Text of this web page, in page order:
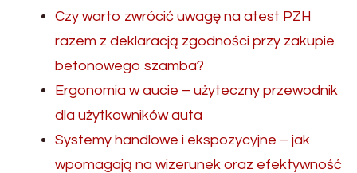
Czy warto zwrócić uwagę na atest PZH
razem z deklaracją zgodności przy zakupie
betonowego szamba?
Ergonomia w aucie – użyteczny przewodnik
dla użytkowników auta
Systemy handlowe i ekspozycyjne – jak
wpomagają na wizerunek oraz efektywność